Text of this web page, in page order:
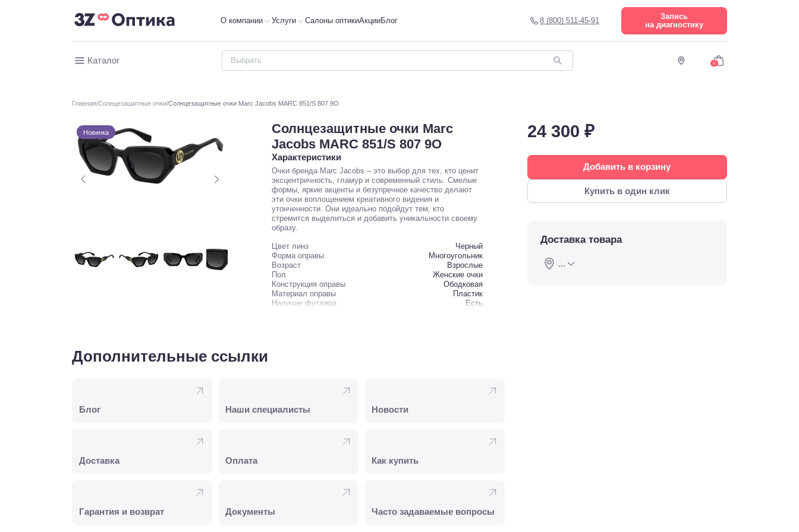
О компании Услуги Салоны оптикиАкцииБлог 8 (800) 511-45-91
Запись
на диагностику
Каталог 0
Главная Солнцезащитные очки Солнцезащитные очки Marc Jacobs MARC 851/S 807 9O
Новинка
Солнцезащитные очки Marc
Jacobs MARC 851/S 807 9O
Характеристики
Очки бренда Marc Jacobs – это выбор для тех, кто ценит
эксцентричность, гламур и современный стиль. Смелые
формы, яркие акценты и безупречное качество делают
эти очки воплощением креативного видения и
утонченности. Они идеально подойдут тем, кто
стремится выделиться и добавить уникальности своему
образу.
Цвет линз
Черный
Форма оправы
Многоугольник
Возраст
Взрослые
Пол
Женские очки
Конструкция оправы
Ободковая
Материал оправы
Пластик
Наличие футляра
Есть
24 300 ₽
Добавить в корзину
Купить в один клик
Доставка товара
...
Дополнительные ссылки
Блог Наши специалисты Новости
Доставка Оплата Как купить
Гарантия и возврат Документы Часто задаваемые вопросы